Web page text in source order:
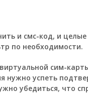
и смс-код, и
по необходимости.
сим-
нужно успеть
убедиться, что